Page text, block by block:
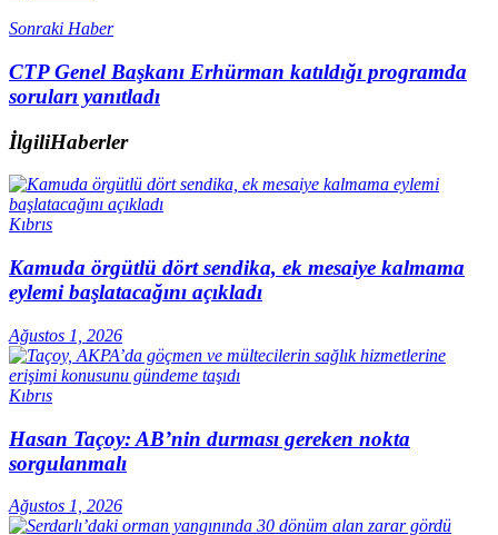
Sonraki Haber
CTP Genel Başkanı Erhürman katıldığı programda
soruları yanıtladı
İlgiliHaberler
Kıbrıs
Kamuda örgütlü dört sendika, ek mesaiye kalmama
eylemi başlatacağını açıkladı
Ağustos 1, 2026
Kıbrıs
Hasan Taçoy: AB’nin durması gereken nokta
sorgulanmalı
Ağustos 1, 2026